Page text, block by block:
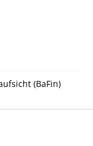
(BaFin)